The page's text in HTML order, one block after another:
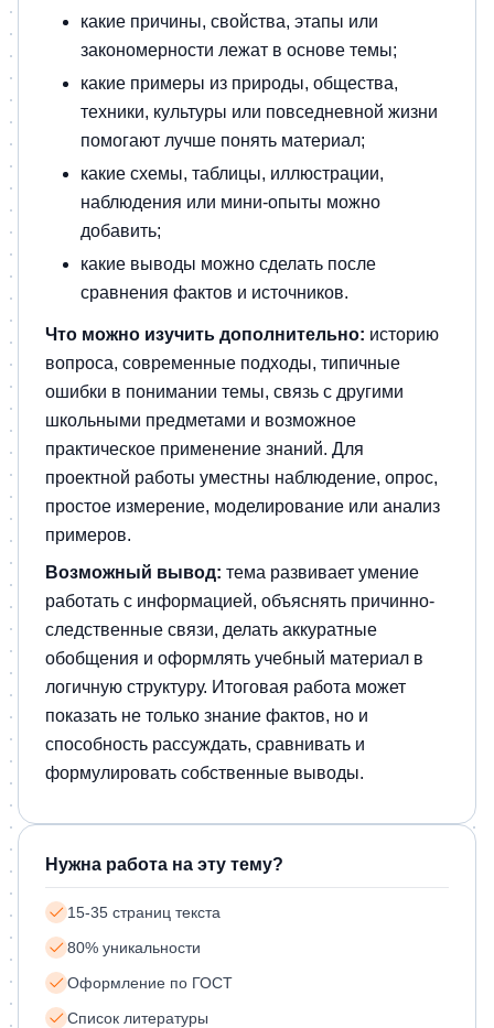
какие причины, свойства, этапы или
закономерности лежат в основе темы;
какие примеры из природы, общества,
техники, культуры или повседневной жизни
помогают лучше понять материал;
какие схемы, таблицы, иллюстрации,
наблюдения или мини-опыты можно
добавить;
какие выводы можно сделать после
сравнения фактов и источников.
Что можно изучить дополнительно: историю
вопроса, современные подходы, типичные
ошибки в понимании темы, связь с другими
школьными предметами и возможное
практическое применение знаний. Для
проектной работы уместны наблюдение, опрос,
простое измерение, моделирование или анализ
примеров.
Возможный вывод: тема развивает умение
работать с информацией, объяснять причинно-
следственные связи, делать аккуратные
обобщения и оформлять учебный материал в
логичную структуру. Итоговая работа может
показать не только знание фактов, но и
способность рассуждать, сравнивать и
формулировать собственные выводы.
Нужна работа на эту тему?
15-35 страниц текста
80% уникальности
Оформление по ГОСТ
Список литературы